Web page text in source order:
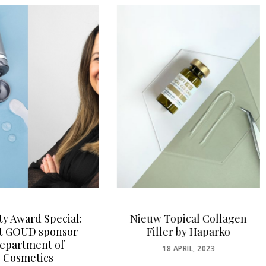
Topical Collagen
by Haparko
POSTED
ON
18 APRIL, 2023
Redactie blog:
Onzekerheid. Gaan we
een harde lockdown